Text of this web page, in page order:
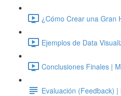
¿Cómo Crear una Gran
Ejemplos de Data
Conclusiones Finales |
Evaluación (Feedback) |